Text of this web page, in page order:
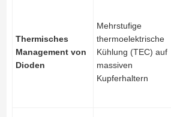
Thermisches
Management von
Dioden
Mehrstufige
thermoelektrische
Kühlung (TEC) auf
massiven
Kupferhaltern